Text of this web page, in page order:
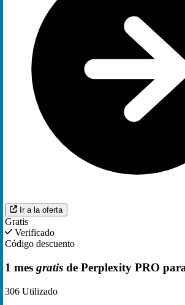
Ir a la oferta
Gratis
Verificado
Código descuento
1 mes gratis de Perplexity PRO
306 Utilizado